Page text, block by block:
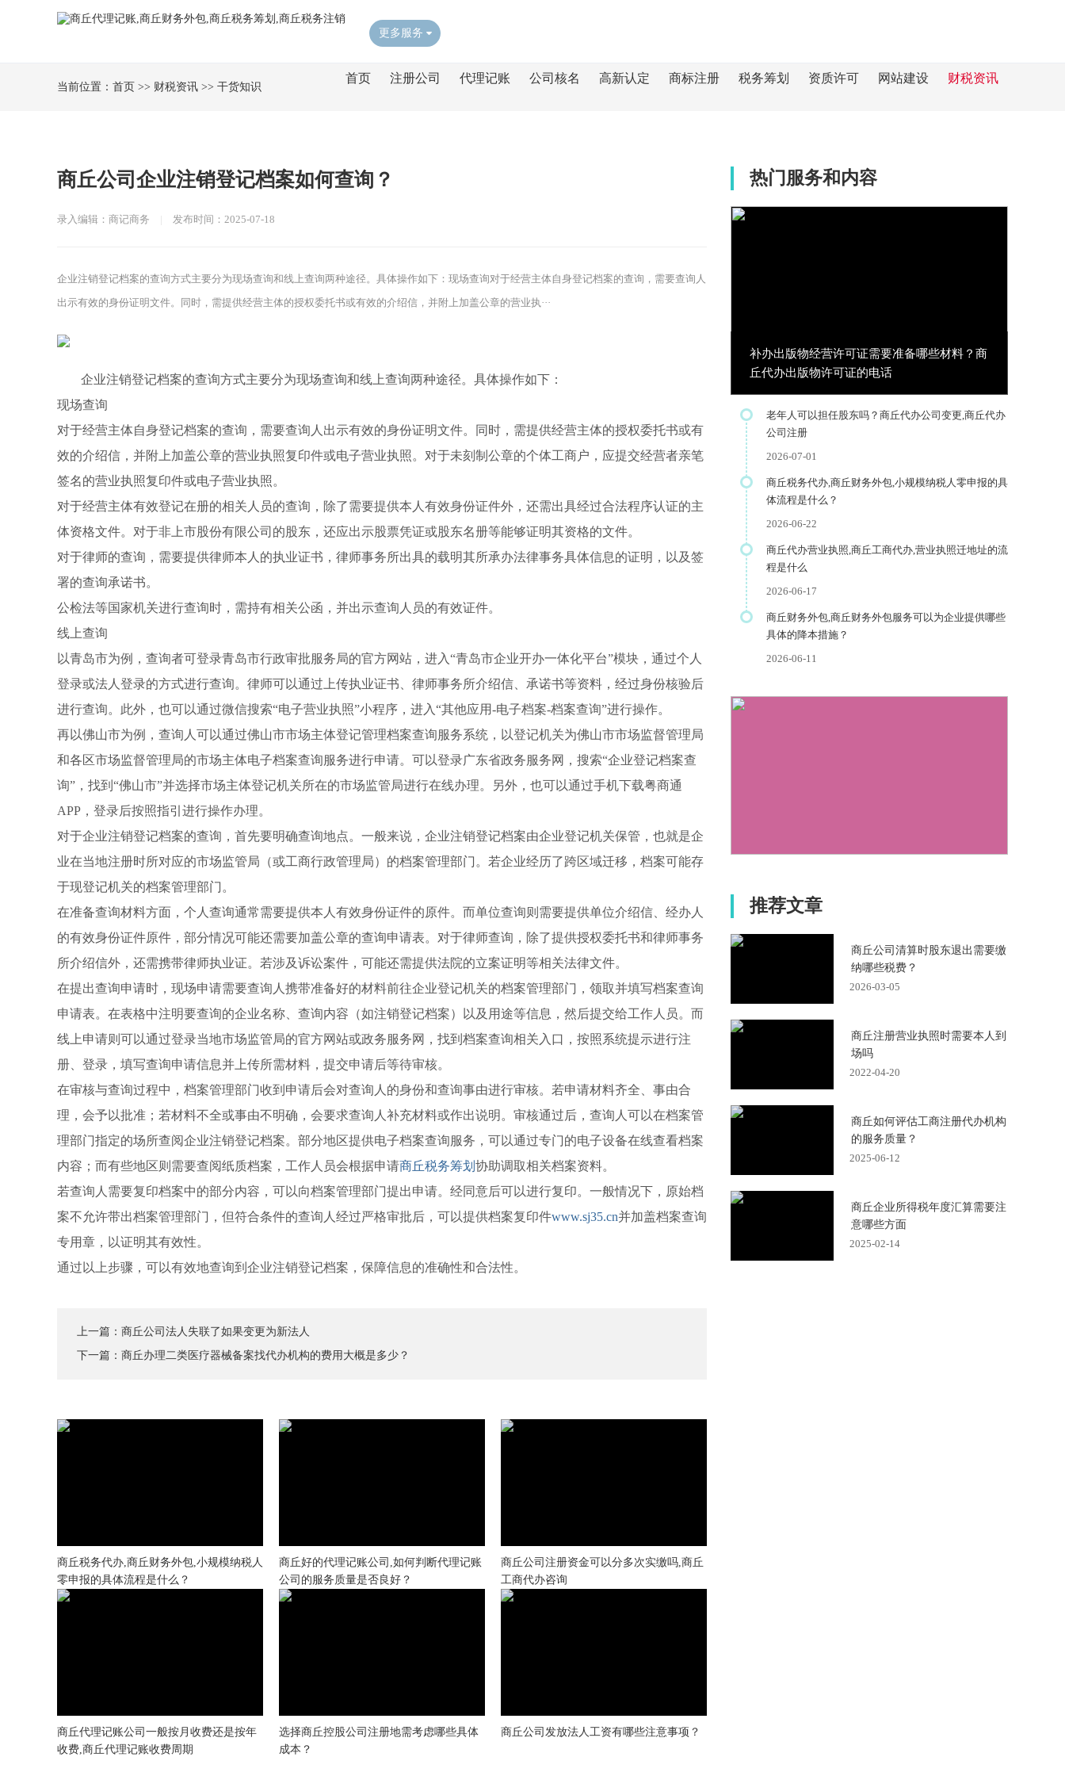
更多服务
首页 注册公司 代理记账 公司核名 高新认定 商标注册 税务筹划 资质许可 网站建设 财税资讯
当前位置： 首页 >> 财税资讯 >> 干货知识
商丘公司企业注销登记档案如何查询？
录入编辑：商记商务 发布时间：2025-07-18
企业注销登记档案的查询方式主要分为现场查询和线上查询两种途径。具体操作如下：现场查询对于经营主体自身登记档案的查询，需要查询人
出示有效的身份证明文件。同时，需提供经营主体的授权委托书或有效的介绍信，并附上加盖公章的营业执···
企业注销登记档案的查询方式主要分为现场查询和线上查询两种途径。具体操作如下：
现场查询
对于经营主体自身登记档案的查询，需要查询人出示有效的身份证明文件。同时，需提供经营主体的授权委托书或有
效的介绍信，并附上加盖公章的营业执照复印件或电子营业执照。对于未刻制公章的个体工商户，应提交经营者亲笔
签名的营业执照复印件或电子营业执照。
对于经营主体有效登记在册的相关人员的查询，除了需要提供本人有效身份证件外，还需出具经过合法程序认证的主
体资格文件。对于非上市股份有限公司的股东，还应出示股票凭证或股东名册等能够证明其资格的文件。
对于律师的查询，需要提供律师本人的执业证书，律师事务所出具的载明其所承办法律事务具体信息的证明，以及签
署的查询承诺书。
公检法等国家机关进行查询时，需持有相关公函，并出示查询人员的有效证件。
线上查询
以青岛市为例，查询者可登录青岛市行政审批服务局的官方网站，进入“青岛市企业开办一体化平台”模块，通过个人
登录或法人登录的方式进行查询。律师可以通过上传执业证书、律师事务所介绍信、承诺书等资料，经过身份核验后
进行查询。此外，也可以通过微信搜索“电子营业执照”小程序，进入“其他应用-电子档案-档案查询”进行操作。
再以佛山市为例，查询人可以通过佛山市市场主体登记管理档案查询服务系统，以登记机关为佛山市市场监督管理局
和各区市场监督管理局的市场主体电子档案查询服务进行申请。可以登录广东省政务服务网，搜索“企业登记档案查
询”，找到“佛山市”并选择市场主体登记机关所在的市场监管局进行在线办理。另外，也可以通过手机下载粤商通
APP，登录后按照指引进行操作办理。
对于企业注销登记档案的查询，首先要明确查询地点。一般来说，企业注销登记档案由企业登记机关保管，也就是企
业在当地注册时所对应的市场监管局（或工商行政管理局）的档案管理部门。若企业经历了跨区域迁移，档案可能存
于现登记机关的档案管理部门。
在准备查询材料方面，个人查询通常需要提供本人有效身份证件的原件。而单位查询则需要提供单位介绍信、经办人
的有效身份证件原件，部分情况可能还需要加盖公章的查询申请表。对于律师查询，除了提供授权委托书和律师事务
所介绍信外，还需携带律师执业证。若涉及诉讼案件，可能还需提供法院的立案证明等相关法律文件。
在提出查询申请时，现场申请需要查询人携带准备好的材料前往企业登记机关的档案管理部门，领取并填写档案查询
申请表。在表格中注明要查询的企业名称、查询内容（如注销登记档案）以及用途等信息，然后提交给工作人员。而
线上申请则可以通过登录当地市场监管局的官方网站或政务服务网，找到档案查询相关入口，按照系统提示进行注
册、登录，填写查询申请信息并上传所需材料，提交申请后等待审核。
在审核与查询过程中，档案管理部门收到申请后会对查询人的身份和查询事由进行审核。若申请材料齐全、事由合
理，会予以批准；若材料不全或事由不明确，会要求查询人补充材料或作出说明。审核通过后，查询人可以在档案管
理部门指定的场所查阅企业注销登记档案。部分地区提供电子档案查询服务，可以通过专门的电子设备在线查看档案
内容；而有些地区则需要查阅纸质档案，工作人员会根据申请商丘税务筹划 协助调取相关档案资料。
若查询人需要复印档案中的部分内容，可以向档案管理部门提出申请。经同意后可以进行复印。一般情况下，原始档
案不允许带出档案管理部门，但符合条件的查询人经过严格审批后，可以提供档案复印件www.sj35.cn并加盖档案查询
专用章，以证明其有效性。
通过以上步骤，可以有效地查询到企业注销登记档案，保障信息的准确性和合法性。
上一篇： 商丘公司法人失联了如果变更为新法人
下一篇： 商丘办理二类医疗器械备案找代办机构的费用大概是多少？
商丘税务代办,商丘财务外包,小规模纳税人
零申报的具体流程是什么？
商丘好的代理记账公司,如何判断代理记账
公司的服务质量是否良好？
商丘公司注册资金可以分多次实缴吗,商丘
工商代办咨询
商丘代理记账公司一般按月收费还是按年
收费,商丘代理记账收费周期
选择商丘控股公司注册地需考虑哪些具体
成本？
商丘公司发放法人工资有哪些注意事项？
热门服务和内容
补办出版物经营许可证需要准备哪些材料？商
丘代办出版物许可证的电话
老年人可以担任股东吗？商丘代办公司变更,商丘代办
公司注册
2026-07-01
商丘税务代办,商丘财务外包,小规模纳税人零申报的具
体流程是什么？
2026-06-22
商丘代办营业执照,商丘工商代办,营业执照迁地址的流
程是什么
2026-06-17
商丘财务外包,商丘财务外包服务可以为企业提供哪些
具体的降本措施？
2026-06-11
推荐文章
商丘公司清算时股东退出需要缴
纳哪些税费？
2026-03-05
商丘注册营业执照时需要本人到
场吗
2022-04-20
商丘如何评估工商注册代办机构
的服务质量？
2025-06-12
商丘企业所得税年度汇算需要注
意哪些方面
2025-02-14